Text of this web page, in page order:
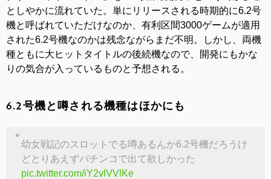
としやかに流れていた。単にリリースされる時期的に6.2号
機と呼ばれていただけなのか、有利区間3000ゲームが適用
された6.2号機なのかは残念ながらまだ不明。しかし、両機
種ともに大ヒットタイトルの後続機なので、開発にもかな
りの気合が入っているものと予想される。
6.2号機と噂される機種はほかにも
幼女戦記のスロットでる噂あるんか6.2号機だろうけ
どとりあえずパチンコで出て欲しかった
pic.twitter.com/iY2vIVVlKe